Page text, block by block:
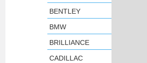
BENTLEY
BMW
BRILLIANCE
CADILLAC